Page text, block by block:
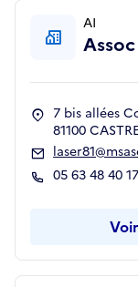
AI
7 bis allées
81100
05 63 48 40 17